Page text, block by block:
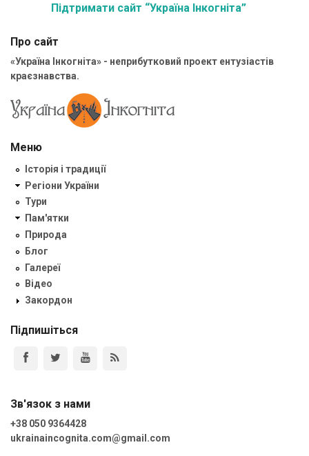
Підтримати сайт “Україна Інкогніта”
Про сайт
«Україна Інкогніта» - неприбутковий проект ентузіастів
краєзнавства.
Меню
Історія і традиції
Регіони України
Тури
Пам'ятки
Природа
Блог
Галереї
Відео
Закордон
Підпишіться
Зв'язок з нами
+38 050 9364428
ukrainaincognita.com@gmail.com